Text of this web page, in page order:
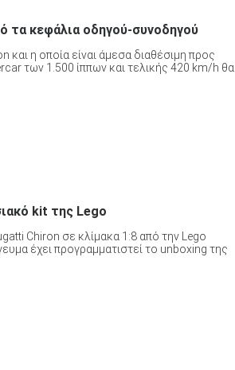
τα κεφάλια οδηγού-συνοδηγού
η οποία είναι άμεσα διαθέσιμη προς
των 1.500 ίππων και τελικής 420 km/h θα
kit της Lego
Chiron σε κλίμακα 1:8 από την Lego
έχει προγραμματιστεί το unboxing της